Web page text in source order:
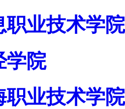
职业技术学院
学院
职业技术学院